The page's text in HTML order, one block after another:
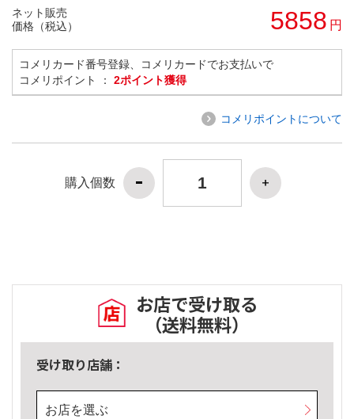
ネット販売
価格（税込）
5858 円
コメリカード番号登録、コメリカードでお支払いで
コメリポイント ： 2ポイント獲得
コメリポイントについて
購入個数
お店で受け取る
（送料無料）
受け取り店舗：
お店を選ぶ